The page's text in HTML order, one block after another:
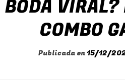
COMBO
Publicada en15/12/